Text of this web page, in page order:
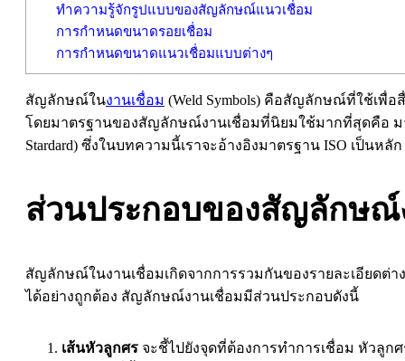
ทำความรู้จักรูปแบบของสัญลักษณ์แนวเชื่อม
การกำหนดขนาดรอยเชื่อม
การกำหนดขนาดแนวเชื่อมแบบต่างๆ
สัญลักษณ์ในงานเชื่อม (Weld Symbols) คือสัญลักษณ์ที่ใช้เพื่
โดยมาตรฐานของสัญลักษณ์งานเชื่อมที่นิยมใช้มากที่สุดคือ มาตร
Stardard) ซึ่งในบทความนี้เราจะอ้างอิงมาตรฐาน ISO เป็นหลัก
ส่วนประกอบของสัญลักษณ์
สัญลักษณ์ในงานเชื่อมเกิดจากการรวมกันของรายละเอียดต่
ได้อย่างถูกต้อง สัญลักษณ์งานเชื่อมมีส่วนประกอบดังนี้
เส้นหัวลูกศร จะชี้ไปยังจุดที่ต้องการทำการเชื่อม หัวลู